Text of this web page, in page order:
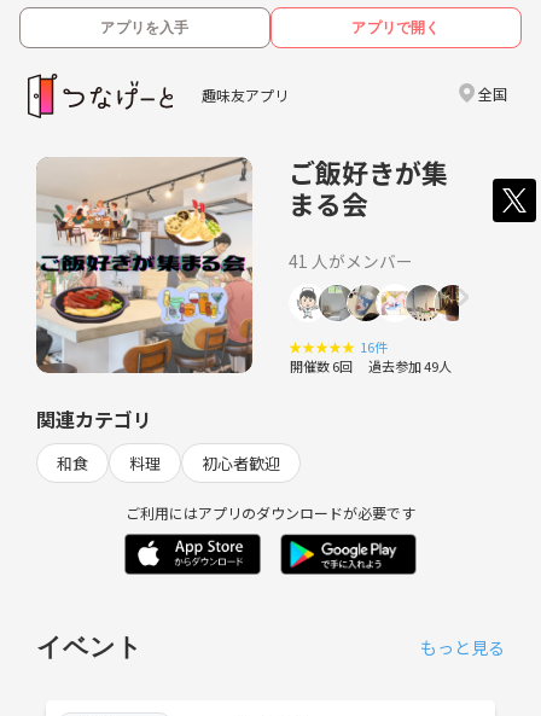
アプリを入手 アプリで開く
趣味友アプリ 全国
ご飯好きが集
まる会
41 人がメンバー
★★★★★ 16件
開催数 6回 過去参加 49人
関連カテゴリ
和食 料理 初心者歓迎
ご利用にはアプリのダウンロードが必要です
イベント もっと見る